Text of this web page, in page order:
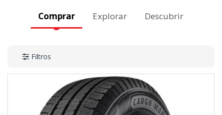
Comprar Explorar Descubrir
Filtros